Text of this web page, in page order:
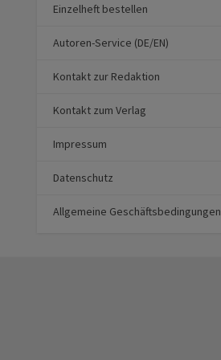
Einzelheft bestellen
Autoren-Service (DE/EN)
Kontakt zur Redaktion
Kontakt zum Verlag
Impressum
Datenschutz
Allgemeine Geschäftsbedingungen